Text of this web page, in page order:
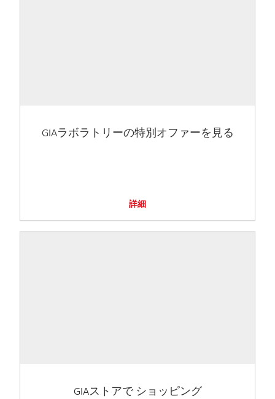
GIAラボラトリーの特別オファーを見る
詳細
GIAストアで ショッピング